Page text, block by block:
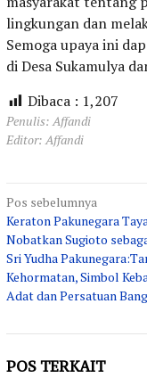
lingkungan dan
Semoga upaya ini
di Desa Sukamulya
Dibaca : 1,207
Penulis: Affandi
Editor: Affandi
Navigasi
pos
Pos sebelumnya
Keraton Pakunegara
Nobatkan Sugioto
Sri Yudha
Kehormatan, Simbol
Adat dan Persatuan
POS TERKAIT